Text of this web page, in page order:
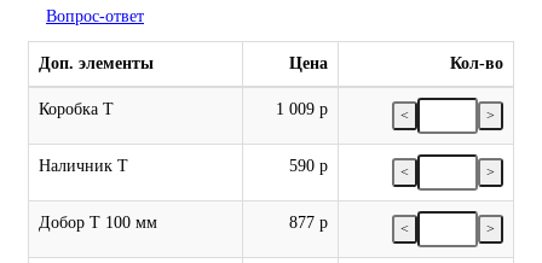
Вопрос-ответ
Доп. элементы Цена Кол-во
Коробка Т 1 009 р < >
Наличник Т 590 р < >
Добор Т 100 мм 877 р < >